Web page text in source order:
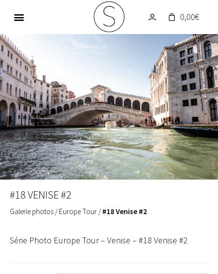
0,00€
#18 VENISE #2
Galerie photos /Europe Tour /#18 Venise #2
Série Photo Europe Tour – Venise – #18 Venise #2